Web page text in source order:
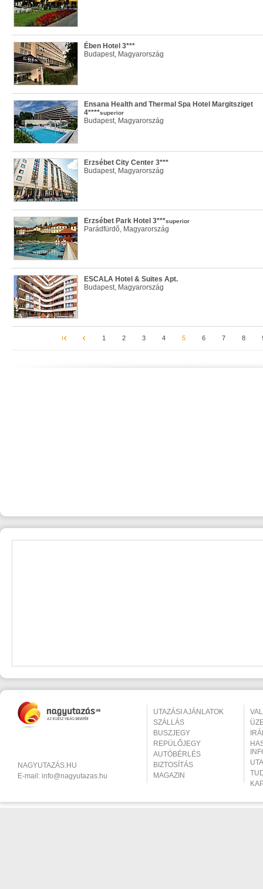
Ében Hotel 3***
Budapest, Magyarország
Ensana Health and Thermal Spa Hotel Margitsziget
4****superior
Budapest, Magyarország
Erzsébet City Center 3***
Budapest, Magyarország
Erzsébet Park Hotel 3***superior
Parádfürdő, Magyarország
ESCALA Hotel & Suites Apt.
Budapest, Magyarország
1 2 3 4 5 6 7 8
NAGYUTAZÁS.HU
E-mail: info@nagyutazas.hu
UTAZÁSI AJÁNLATOK
SZÁLLÁS
BUSZJEGY
REPÜLŐJEGY
AUTÓBÉRLÉS
BIZTOSÍTÁS
MAGAZIN